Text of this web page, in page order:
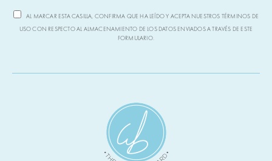
AL MARCAR ESTA CASILLA, CONFIRMA QUE HA LEÍDO Y ACEPTA NUESTROS TÉRMINOS DE
USO CON RESPECTO AL ALMACENAMIENTO DE LOS DATOS ENVIADOS A TRAVÉS DE ESTE
FORMULARIO.